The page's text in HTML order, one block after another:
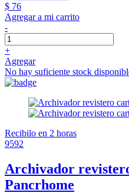
$ 76
Agregar a mi carrito
-
+
Agregar
No hay suficiente stock
Recibilo en 2 horas
9592
Archivador
Pancrhome